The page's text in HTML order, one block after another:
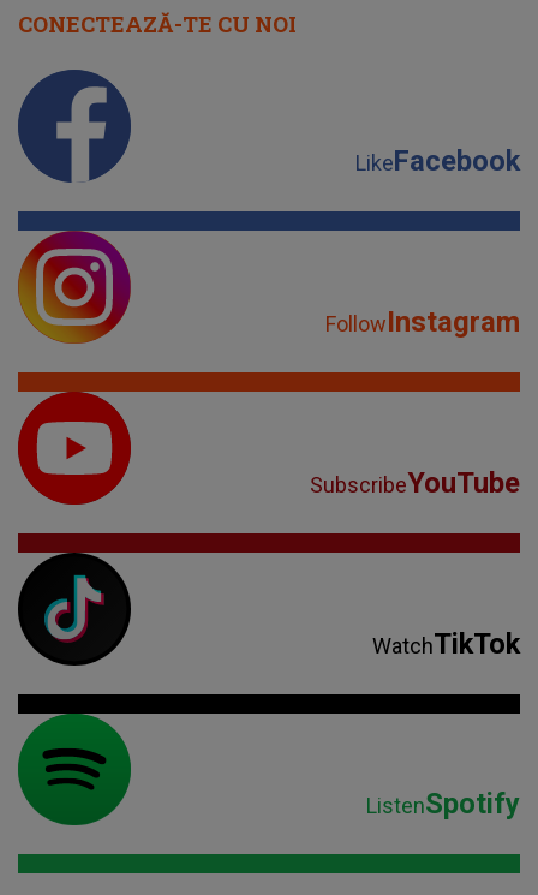
CONECTEAZĂ-TE CU NOI
LikeFacebook
FollowInstagram
SubscribeYouTube
WatchTikTok
ListenSpotify